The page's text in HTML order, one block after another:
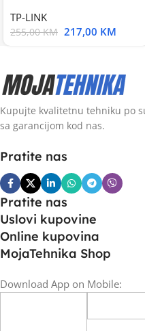
TP-LINK
255,00KM 217,00 KM
Kupujte kvalitetnu tehniku po
sa garancijom kod nas.
Pratite nas
Pratite nas
Uslovi kupovine
Online kupovina
MojaTehnika Shop
Download App on Mobile: